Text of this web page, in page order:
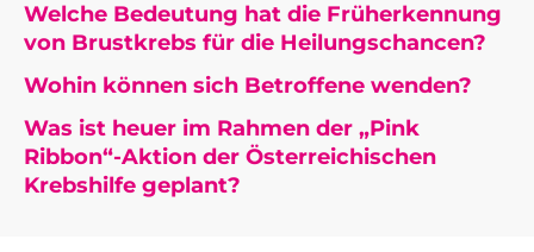
Welche Bedeutung hat die Früherkennung
von Brustkrebs für die Heilungschancen?
Wohin können sich Betroffene wenden?
Was ist heuer im Rahmen der „Pink
Ribbon“-Aktion der Österreichischen
Krebshilfe geplant?